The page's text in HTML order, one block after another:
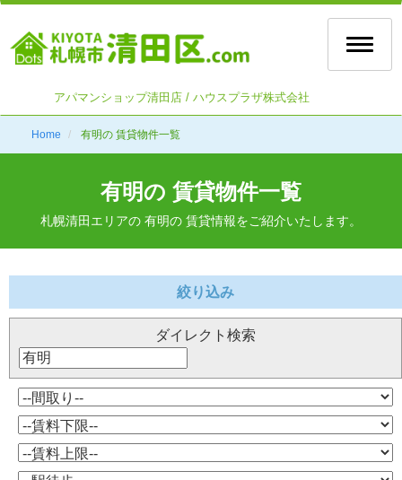
Toggle
アパマンショップ清田店 / ハウスプラザ株式会社
Home 有明の 賃貸物件一覧
有明の 賃貸物件一覧
札幌清田エリアの 有明の 賃貸情報をご紹介いたします。
絞り込み
ダイレクト検索